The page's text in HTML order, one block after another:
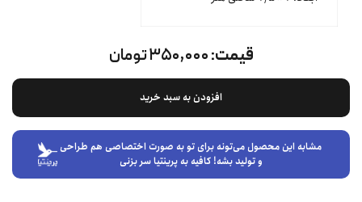
قیمت:۳۵۰,۰۰۰ تومان
افزودن به سبد خرید
مشابه این محصول می‌تونه برای تو به صورت اختصاصی هم طراحی
و تولید بشه! کافیه به پرینتیا سر بزنی